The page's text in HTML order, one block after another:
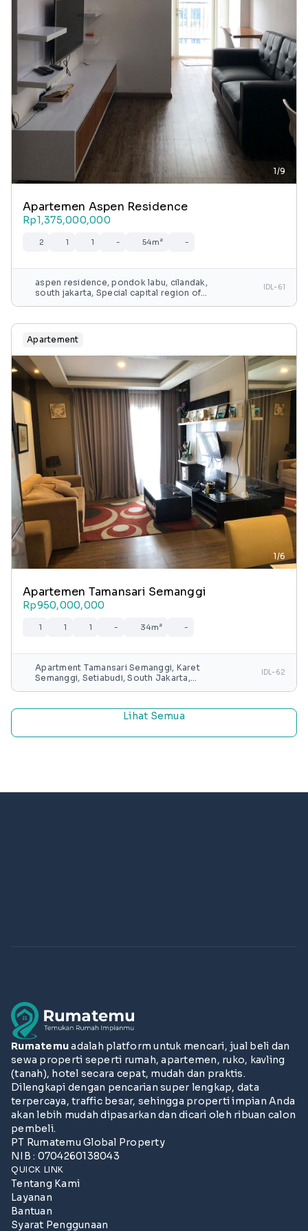
1/9
Apartemen Aspen Residence
Rp1,375,000,000
2 1 1 - 54m² -
aspen residence, pondok labu, cilandak,
south jakarta, Special capital region of
IDL-61
Apartement
1/6
Apartemen Tamansari Semanggi
Rp950,000,000
1 1 1 - 34m² -
Apartment Tamansari Semanggi, Karet
Semanggi, Setiabudi, South Jakarta,
IDL-62
Lihat Semua
Rumatemuadalah platform untuk mencari, jual beli dan
sewa properti seperti rumah, apartemen, ruko, kavling
(tanah), hotel secara cepat, mudah dan praktis.
Dilengkapi dengan pencarian super lengkap, data
terpercaya, traffic besar, sehingga properti impian Anda
akan lebih mudah dipasarkan dan dicari oleh ribuan calon
pembeli.
PT Rumatemu Global Property
NIB : 0704260138043
QUICK LINK
Tentang Kami
Layanan
Bantuan
Syarat Penggunaan